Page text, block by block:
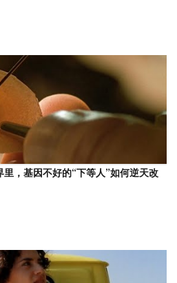
里，基因不好的“下等人”如何逆天改